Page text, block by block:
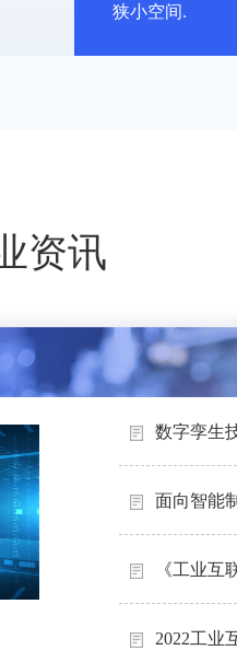
狭小空间.
资讯
数字孪生
面向智能
《工业互
2022工业